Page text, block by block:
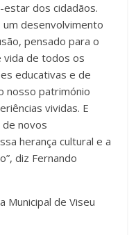
dos cidadãos.
desenvolvimento
pensado para o
vida de todos os
educativas e de
nosso património
vividas. E
novos
herança cultural e a
diz Fernando
Municipal de Viseu